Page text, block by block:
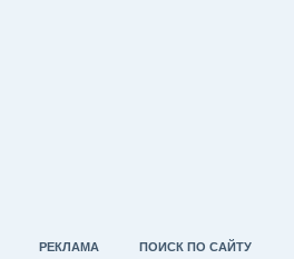
РЕКЛАМА ПОИСК ПО САЙТУ